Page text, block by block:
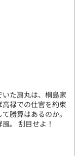
た扇丸は、桐島家
禄での仕官を約束
勝算はあるのか。
。 刮目せよ！